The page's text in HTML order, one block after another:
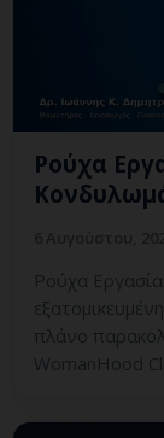
Ρούχα
Ρούχα
πλάνο
WomanHood